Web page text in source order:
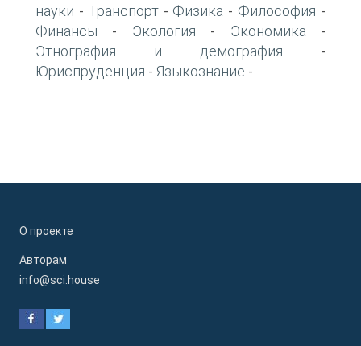
науки - Транспорт- Физика - Философия -
Финансы - Экология - Экономика -
Этнография и демография -
Юриспруденция - Языкознание -
О проекте
Авторам
info@sci.house